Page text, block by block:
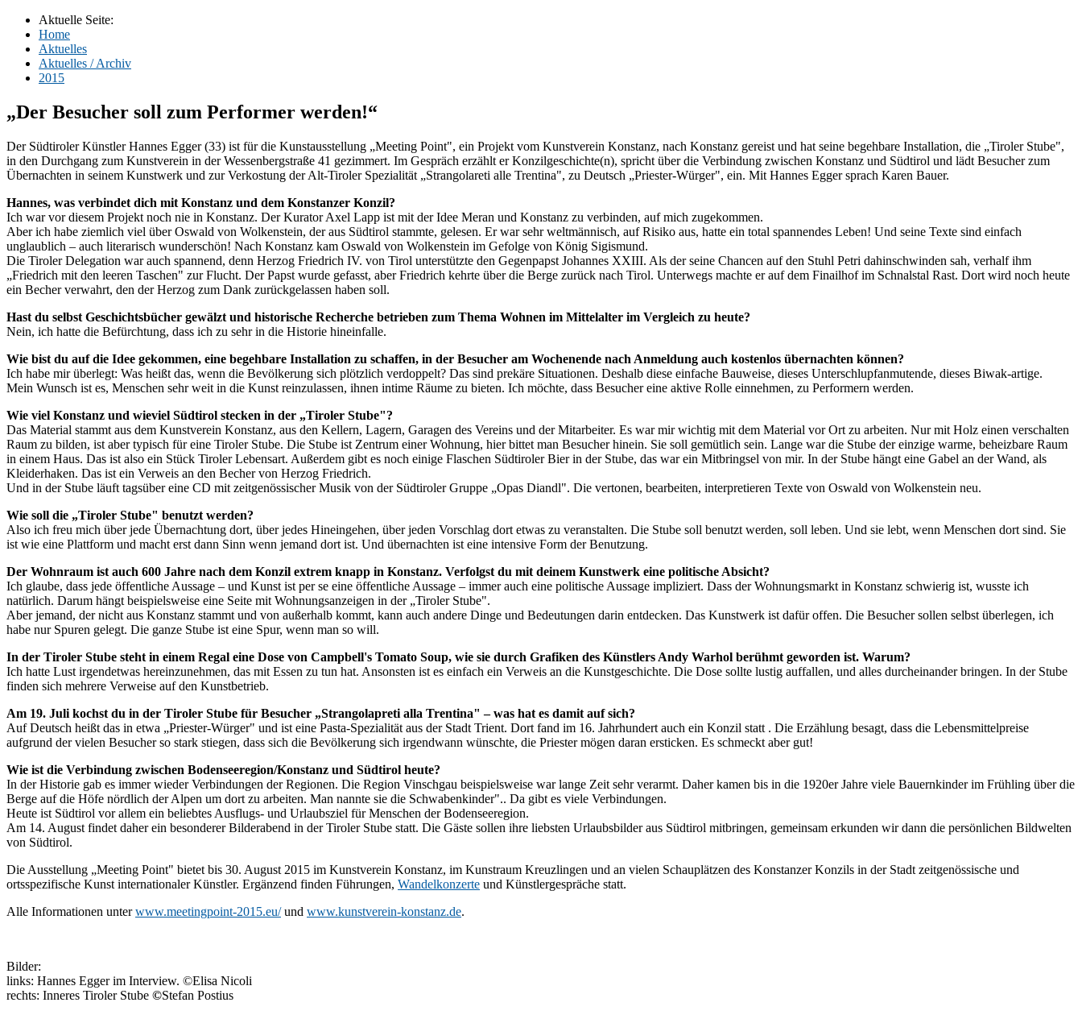
Aktuelle Seite:
Home
Aktuelles
Aktuelles / Archiv
2015
„Der Besucher soll zum Performer werden!“
Der Südtiroler Künstler Hannes Egger (33) ist für die Kunstausstellung „Meeting Point", ein Projekt vom Kunstverein Konstanz, nach Konstanz gereist und hat seine begehbare Installation, die „Tiroler Stube",
in den Durchgang zum Kunstverein in der Wessenbergstraße 41 gezimmert. Im Gespräch erzählt er Konzilgeschichte(n), spricht über die Verbindung zwischen Konstanz und Südtirol und lädt Besucher zum
Übernachten in seinem Kunstwerk und zur Verkostung der Alt-Tiroler Spezialität „Strangolareti alle Trentina", zu Deutsch „Priester-Würger", ein. Mit Hannes Egger sprach Karen Bauer.
Hannes, was verbindet dich mit Konstanz und dem Konstanzer Konzil?
Ich war vor diesem Projekt noch nie in Konstanz. Der Kurator Axel Lapp ist mit der Idee Meran und Konstanz zu verbinden, auf mich zugekommen.
Aber ich habe ziemlich viel über Oswald von Wolkenstein, der aus Südtirol stammte, gelesen. Er war sehr weltmännisch, auf Risiko aus, hatte ein total spannendes Leben! Und seine Texte sind einfach
unglaublich – auch literarisch wunderschön! Nach Konstanz kam Oswald von Wolkenstein im Gefolge von König Sigismund.
Die Tiroler Delegation war auch spannend, denn Herzog Friedrich IV. von Tirol unterstützte den Gegenpapst Johannes XXIII. Als der seine Chancen auf den Stuhl Petri dahinschwinden sah, verhalf ihm
„Friedrich mit den leeren Taschen" zur Flucht. Der Papst wurde gefasst, aber Friedrich kehrte über die Berge zurück nach Tirol. Unterwegs machte er auf dem Finailhof im Schnalstal Rast. Dort wird noch heute
ein Becher verwahrt, den der Herzog zum Dank zurückgelassen haben soll.
Hast du selbst Geschichtsbücher gewälzt und historische Recherche betrieben zum Thema Wohnen im Mittelalter im Vergleich zu heute?
Nein, ich hatte die Befürchtung, dass ich zu sehr in die Historie hineinfalle.
Wie bist du auf die Idee gekommen, eine begehbare Installation zu schaffen, in der Besucher am Wochenende nach Anmeldung auch kostenlos übernachten können?
Ich habe mir überlegt: Was heißt das, wenn die Bevölkerung sich plötzlich verdoppelt? Das sind prekäre Situationen. Deshalb diese einfache Bauweise, dieses Unterschlupfanmutende, dieses Biwak-artige.
Mein Wunsch ist es, Menschen sehr weit in die Kunst reinzulassen, ihnen intime Räume zu bieten. Ich möchte, dass Besucher eine aktive Rolle einnehmen, zu Performern werden.
Wie viel Konstanz und wieviel Südtirol stecken in der „Tiroler Stube"?
Das Material stammt aus dem Kunstverein Konstanz, aus den Kellern, Lagern, Garagen des Vereins und der Mitarbeiter. Es war mir wichtig mit dem Material vor Ort zu arbeiten. Nur mit Holz einen verschalten
Raum zu bilden, ist aber typisch für eine Tiroler Stube. Die Stube ist Zentrum einer Wohnung, hier bittet man Besucher hinein. Sie soll gemütlich sein. Lange war die Stube der einzige warme, beheizbare Raum
in einem Haus. Das ist also ein Stück Tiroler Lebensart. Außerdem gibt es noch einige Flaschen Südtiroler Bier in der Stube, das war ein Mitbringsel von mir. In der Stube hängt eine Gabel an der Wand, als
Kleiderhaken. Das ist ein Verweis an den Becher von Herzog Friedrich.
Und in der Stube läuft tagsüber eine CD mit zeitgenössischer Musik von der Südtiroler Gruppe „Opas Diandl". Die vertonen, bearbeiten, interpretieren Texte von Oswald von Wolkenstein neu.
Wie soll die „Tiroler Stube" benutzt werden?
Also ich freu mich über jede Übernachtung dort, über jedes Hineingehen, über jeden Vorschlag dort etwas zu veranstalten. Die Stube soll benutzt werden, soll leben. Und sie lebt, wenn Menschen dort sind. Sie
ist wie eine Plattform und macht erst dann Sinn wenn jemand dort ist. Und übernachten ist eine intensive Form der Benutzung.
Der Wohnraum ist auch 600 Jahre nach dem Konzil extrem knapp in Konstanz. Verfolgst du mit deinem Kunstwerk eine politische Absicht?
Ich glaube, dass jede öffentliche Aussage – und Kunst ist per se eine öffentliche Aussage – immer auch eine politische Aussage impliziert. Dass der Wohnungsmarkt in Konstanz schwierig ist, wusste ich
natürlich. Darum hängt beispielsweise eine Seite mit Wohnungsanzeigen in der „Tiroler Stube".
Aber jemand, der nicht aus Konstanz stammt und von außerhalb kommt, kann auch andere Dinge und Bedeutungen darin entdecken. Das Kunstwerk ist dafür offen. Die Besucher sollen selbst überlegen, ich
habe nur Spuren gelegt. Die ganze Stube ist eine Spur, wenn man so will.
In der Tiroler Stube steht in einem Regal eine Dose von Campbell's Tomato Soup, wie sie durch Grafiken des Künstlers Andy Warhol berühmt geworden ist. Warum?
Ich hatte Lust irgendetwas hereinzunehmen, das mit Essen zu tun hat. Ansonsten ist es einfach ein Verweis an die Kunstgeschichte. Die Dose sollte lustig auffallen, und alles durcheinander bringen. In der Stube
finden sich mehrere Verweise auf den Kunstbetrieb.
Am 19. Juli kochst du in der Tiroler Stube für Besucher „Strangolapreti alla Trentina" – was hat es damit auf sich?
Auf Deutsch heißt das in etwa „Priester-Würger" und ist eine Pasta-Spezialität aus der Stadt Trient. Dort fand im 16. Jahrhundert auch ein Konzil statt . Die Erzählung besagt, dass die Lebensmittelpreise
aufgrund der vielen Besucher so stark stiegen, dass sich die Bevölkerung sich irgendwann wünschte, die Priester mögen daran ersticken. Es schmeckt aber gut!
Wie ist die Verbindung zwischen Bodenseeregion/Konstanz und Südtirol heute?
In der Historie gab es immer wieder Verbindungen der Regionen. Die Region Vinschgau beispielsweise war lange Zeit sehr verarmt. Daher kamen bis in die 1920er Jahre viele Bauernkinder im Frühling über die
Berge auf die Höfe nördlich der Alpen um dort zu arbeiten. Man nannte sie die Schwabenkinder".. Da gibt es viele Verbindungen.
Heute ist Südtirol vor allem ein beliebtes Ausflugs- und Urlaubsziel für Menschen der Bodenseeregion.
Am 14. August findet daher ein besonderer Bilderabend in der Tiroler Stube statt. Die Gäste sollen ihre liebsten Urlaubsbilder aus Südtirol mitbringen, gemeinsam erkunden wir dann die persönlichen Bildwelten
von Südtirol.
Die Ausstellung „Meeting Point" bietet bis 30. August 2015 im Kunstverein Konstanz, im Kunstraum Kreuzlingen und an vielen Schauplätzen des Konstanzer Konzils in der Stadt zeitgenössische und
ortsspezifische Kunst internationaler Künstler. Ergänzend finden Führungen, Wandelkonzerte und Künstlergespräche statt.
Alle Informationen unterwww.meetingpoint-2015.eu/und www.kunstverein-konstanz.de.
Bilder:
links: Hannes Egger im Interview. ©Elisa Nicoli
rechts: Inneres Tiroler Stube ©Stefan Postius